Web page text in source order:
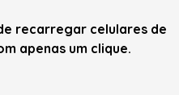
recarregar celulares de
apenas um clique.